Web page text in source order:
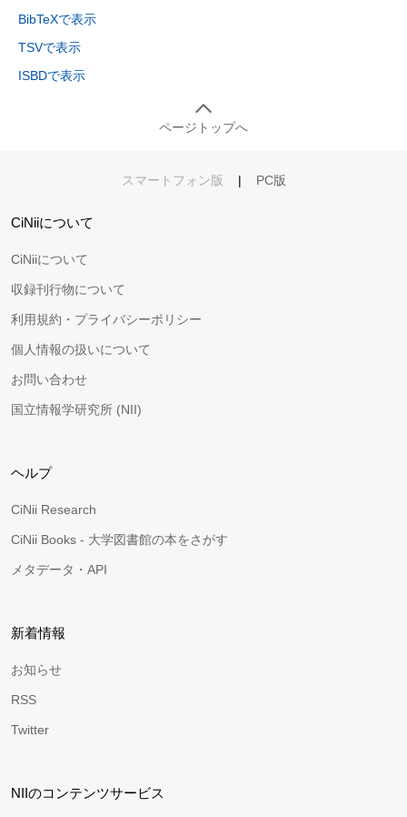
BibTeXで表示
TSVで表示
ISBDで表示
ページトップへ
スマートフォン版 | PC版
CiNiiについて
CiNiiについて
収録刊行物について
利用規約・プライバシーポリシー
個人情報の扱いについて
お問い合わせ
国立情報学研究所 (NII)
ヘルプ
CiNii Research
CiNii Books - 大学図書館の本をさがす
メタデータ・API
新着情報
お知らせ
RSS
Twitter
NIIのコンテンツサービス